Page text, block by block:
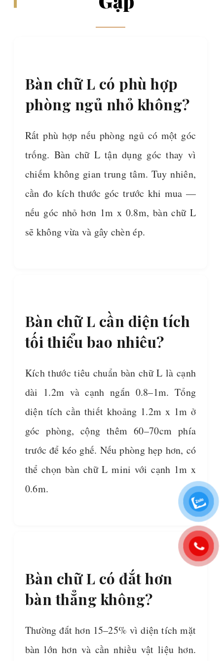
Bàn chữ L có phù hợp
phòng ngủ nhỏ không?
Rất phù hợp nếu phòng ngủ có một góc
trống. Bàn chữ L tận dụng góc thay vì
chiếm không gian trung tâm. Tuy nhiên,
cần đo kích thước góc trước khi mua —
nếu góc nhỏ hơn 1m x 0.8m, bàn chữ L
sẽ không vừa và gây chèn ép.
Bàn chữ L cần diện tích
tối thiểu bao nhiêu?
Kích thước tiêu chuẩn bàn chữ L là cạnh
dài 1.2m và cạnh ngắn 0.8–1m. Tổng
diện tích cần thiết khoảng 1.2m x 1m ở
góc phòng, cộng thêm 60–70cm phía
trước để kéo ghế. Nếu phòng hẹp hơn, có
thể chọn bàn chữ L mini với cạnh 1m x
0.6m.
Bàn chữ L có đắt hơn
bàn thẳng không?
Thường đắt hơn 15–25% vì diện tích mặt
bàn lớn hơn và cần nhiều vật liệu hơn.